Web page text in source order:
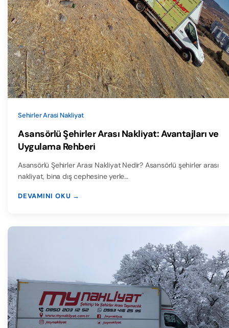
Sehirler Arasi Nakliyat
Asansörlü Şehirler Arası Nakliyat: Avantajları ve
Uygulama Rehberi
Asansörlü Şehirler Arası Nakliyat Nedir? Asansörlü şehirler arası
nakliyat, bina dış cephesine yerle…
DEVAMINI OKU →